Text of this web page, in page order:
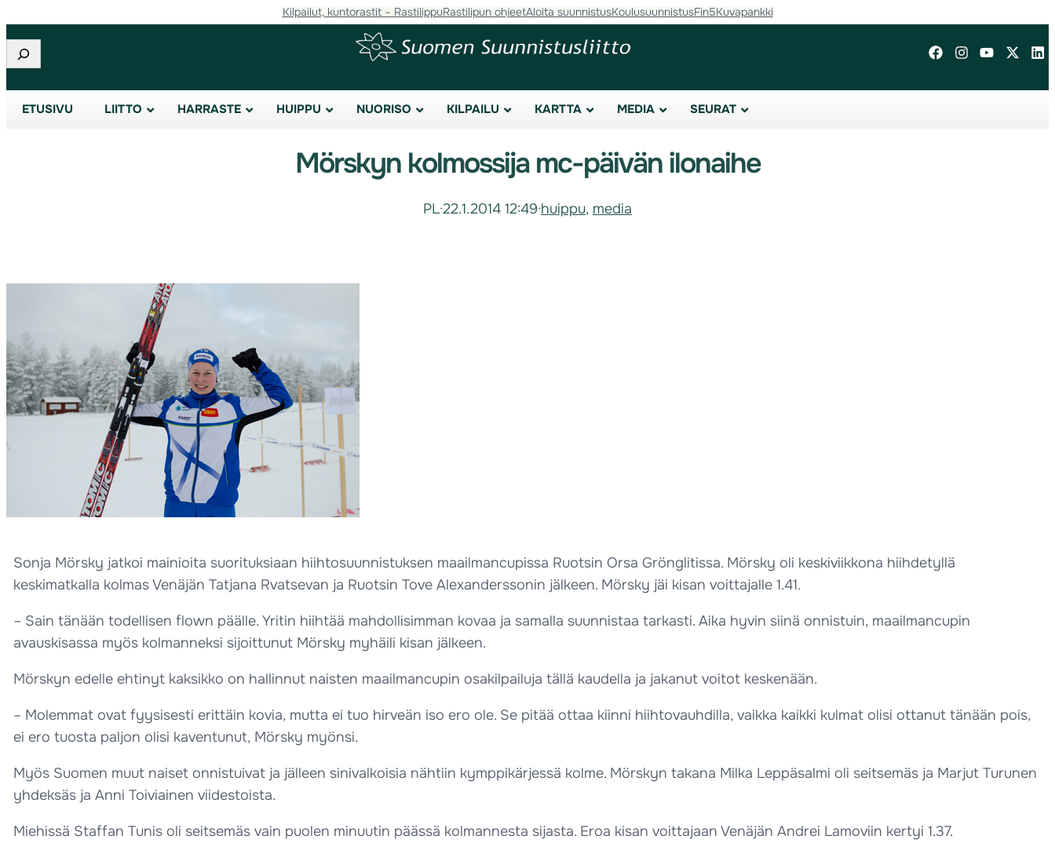
Kilpailut, kuntorastit – RastilippuRastilipun ohjeetAloita suunnistusKoulusuunnistusFin5Kuvapankki
Etsi
ETUSIVU LIITTO HARRASTE HUIPPU NUORISO KILPAILU KARTTA MEDIA SEURAT
Mörskyn kolmossija mc-päivän ilonaihe
PL·22.1.2014 12:49·huippu, media
Sonja Mörsky jatkoi mainioita suorituksiaan hiihtosuunnistuksen maailmancupissa Ruotsin Orsa Grönglitissa. Mörsky oli keskiviikkona hiihdetyllä
keskimatkalla kolmas Venäjän Tatjana Rvatsevan ja Ruotsin Tove Alexanderssonin jälkeen. Mörsky jäi kisan voittajalle 1.41.
– Sain tänään todellisen flown päälle. Yritin hiihtää mahdollisimman kovaa ja samalla suunnistaa tarkasti. Aika hyvin siinä onnistuin, maailmancupin
avauskisassa myös kolmanneksi sijoittunut Mörsky myhäili kisan jälkeen.
Mörskyn edelle ehtinyt kaksikko on hallinnut naisten maailmancupin osakilpailuja tällä kaudella ja jakanut voitot keskenään.
– Molemmat ovat fyysisesti erittäin kovia, mutta ei tuo hirveän iso ero ole. Se pitää ottaa kiinni hiihtovauhdilla, vaikka kaikki kulmat olisi ottanut tänään pois,
ei ero tuosta paljon olisi kaventunut, Mörsky myönsi.
Myös Suomen muut naiset onnistuivat ja jälleen sinivalkoisia nähtiin kymppikärjessä kolme. Mörskyn takana Milka Leppäsalmi oli seitsemäs ja Marjut Turunen
yhdeksäs ja Anni Toiviainen viidestoista.
Miehissä Staffan Tunis oli seitsemäs vain puolen minuutin päässä kolmannesta sijasta. Eroa kisan voittajaan Venäjän Andrei Lamoviin kertyi 1.37.